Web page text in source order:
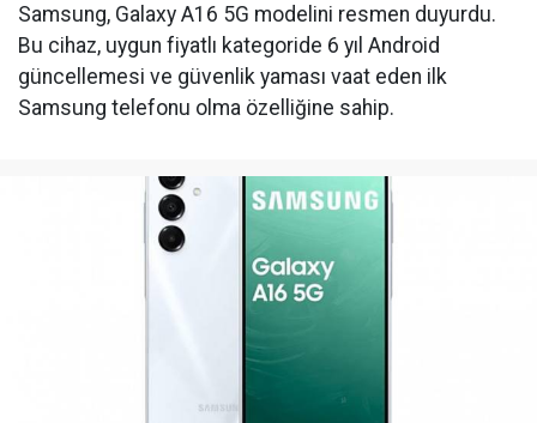
Samsung, Galaxy A16 5G modelini resmen duyurdu.
Bu cihaz, uygun fiyatlı kategoride 6 yıl Android
güncellemesi ve güvenlik yaması vaat eden ilk
Samsung telefonu olma özelliğine sahip.